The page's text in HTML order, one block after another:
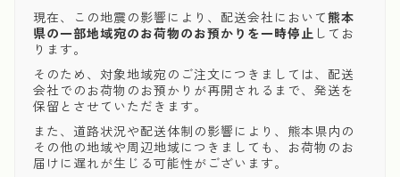
現在、この地震の影響により、配送会社において熊本
県の一部地域宛のお荷物のお預かりを一時停止 してお
ります。
そのため、対象地域宛のご注文につきましては、配送
会社でのお荷物のお預かりが再開されるまで、発送を
保留とさせていただきます。
また、道路状況や配送体制の影響により、熊本県内の
その他の地域や周辺地域につきましても、お荷物のお
届けに遅れが生じる可能性がございます。